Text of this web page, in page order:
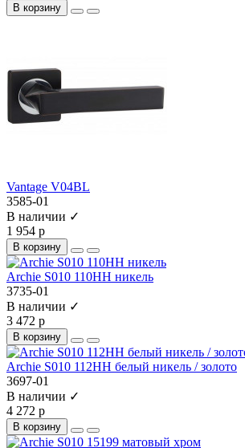
В корзину
Vantage V04BL
3585-01
В наличии ✓
1 954 р
В корзину
Archie S010 110HH никель
3735-01
В наличии ✓
3 472 р
В корзину
Archie S010 112HH белый никель / золото
3697-01
В наличии ✓
4 272 р
В корзину